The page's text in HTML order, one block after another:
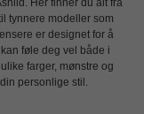
Her finner du alt fra
tynnere modeller som
er designet for å
føle deg vel både i
farger, mønstre og
personlige stil.